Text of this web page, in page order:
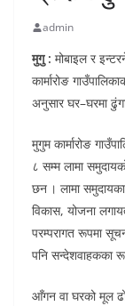
admin
मुगु : मोबाइल र
कार्मारोङ
अनुसार घर–घरमा
मुगुम कार्मारोङ
८ सम्म लामा
छन । लामा
विकास, योजना
परम्परागत रूपमा
पनि सन्देशवाहकका
आँगन वा घरको मूल